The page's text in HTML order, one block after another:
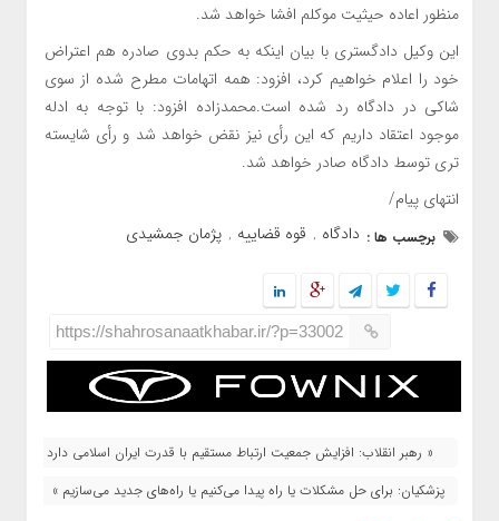
منظور اعاده حیثیت موکلم افشا خواهد شد.
این وکیل دادگستری با بیان اینکه به حکم بدوی صادره هم اعتراض
خود را اعلام خواهیم کرد، افزود: همه اتهامات مطرح شده از سوی
شاکی در دادگاه رد شده است.محمدزاده افزود: با توجه به ادله
موجود اعتقاد داریم که این رأی نیز نقض خواهد شد و رأی شایسته
‌تری توسط دادگاه صادر خواهد شد.
انتهای پیام/
برچسب ها : دادگاه‌ , قوه قضاییه , پژمان جمشیدی
https://shahrosanaatkhabar.ir/?p=33002
« رهبر انقلاب: افزایش جمعیت ارتباط مستقیم با قدرت ایران اسلامی دارد
پزشکیان: برای حل مشکلات یا راه پیدا می‌کنیم یا راه‌های جدید می‌سازیم »